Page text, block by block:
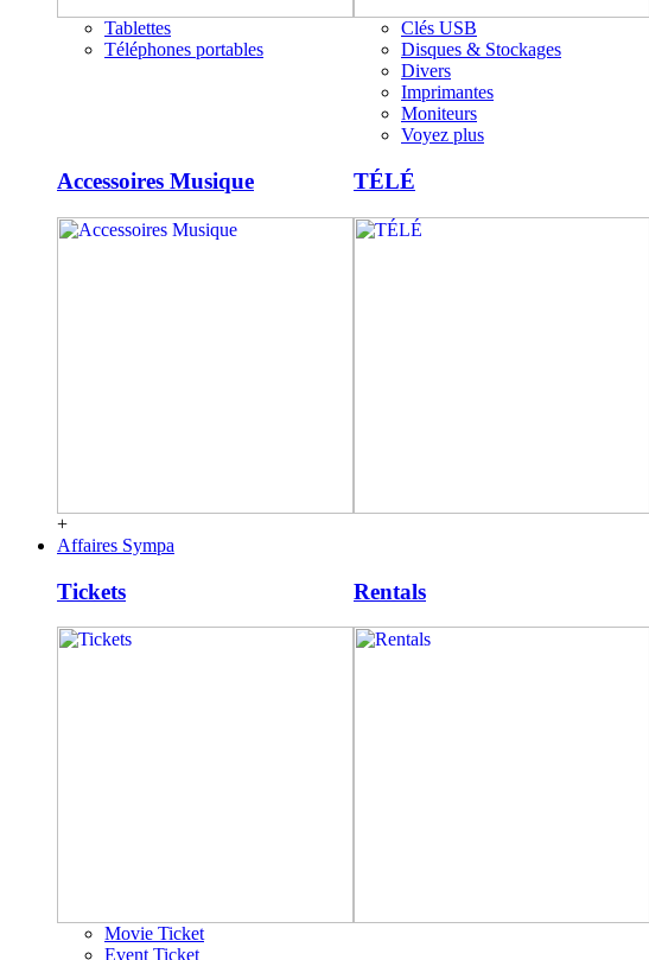
Tablettes
Téléphones portables
Clés USB
Disques & Stockages
Divers
Imprimantes
Moniteurs
Voyez plus
Accessoires Musique TÉLÉ
+
Affaires Sympa
Tickets
Movie Ticket
Event Ticket
Rentals